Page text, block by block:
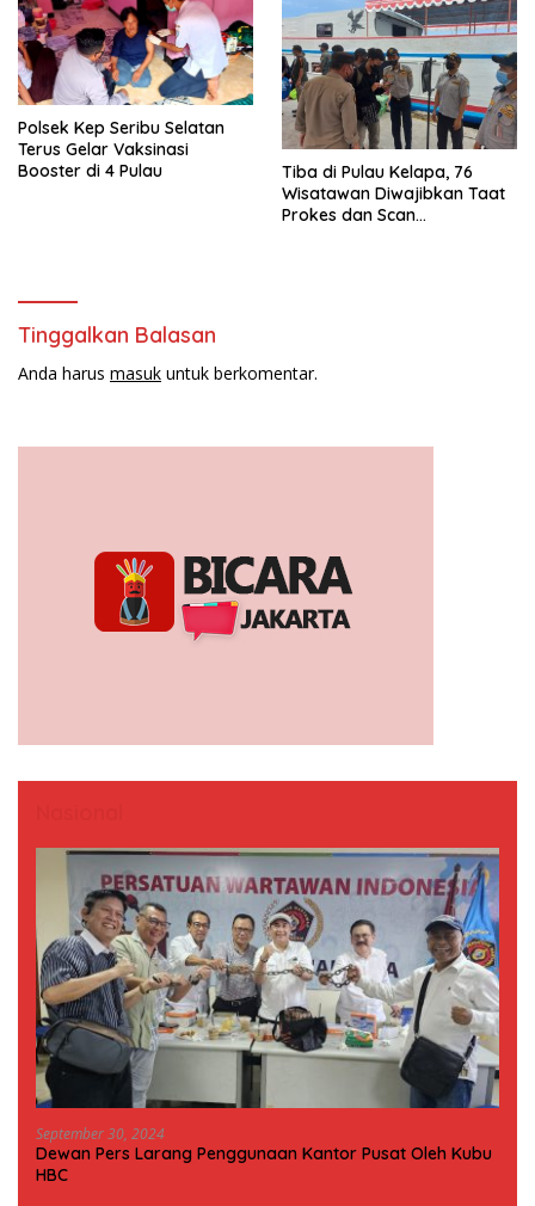
Polsek Kep Seribu Selatan
Terus Gelar Vaksinasi
Booster di 4 Pulau
Tiba di Pulau Kelapa, 76
Wisatawan Diwajibkan Taat
Prokes dan Scan
Tinggalkan Balasan
Anda harus masuk untuk berkomentar.
September 30, 2024
Dewan Pers Larang Penggunaan Kantor Pusat Oleh Kubu
HBC